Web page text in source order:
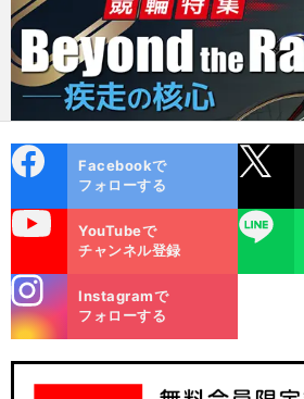
ok
Facebookで
フォローする
YouTubeで
チャンネル登録
LINE
m
Instagramで
フォローする